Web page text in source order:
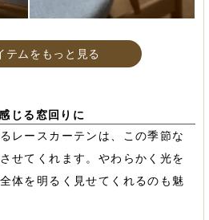
テムをもっと見る
じる窓回りに
レースカーテンは、この季節な
せてくれます。やわらかく光を
体を明るく見せてくれるのも魅